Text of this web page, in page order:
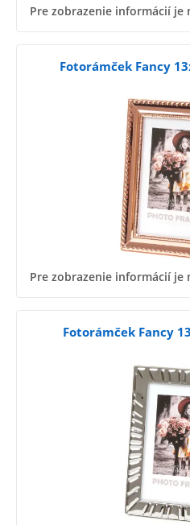
Pre zobrazenie informácií
Fotorámček Fancy
Pre zobrazenie informácií
Fotorámček Fancy